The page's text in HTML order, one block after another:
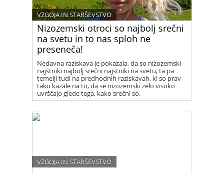
Nizozemski otroci so najbolj srečni
na svetu in to nas sploh ne
preseneča!
VZGOJA IN STARŠEVSTVO
Nedavna raziskava je pokazala, da so nizozemski
najstniki najbolj srečni najstniki na svetu, ta pa
temelji tudi na predhodnih raziskavah, ki so prav
tako kazale na to, da se nizozemski zelo visoko
uvrščajo glede tega, kako srečni so.
VZGOJA IN STARŠEVSTVO